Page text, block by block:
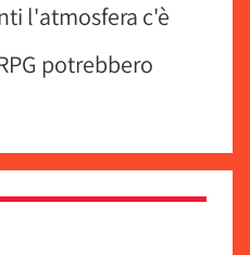
l'atmosfera c'è
potrebbero